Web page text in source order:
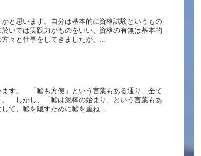
と思います。自分は基本的に資格試験というもの
いては実践力がものをいい、資格の有無は基本的
々と仕事をしてきましたが、...
す。 「嘘も方便」という言葉もある通り、全て
しかし、「嘘は泥棒の始まり」という言葉もあ
て、嘘を隠すために嘘を重ね...